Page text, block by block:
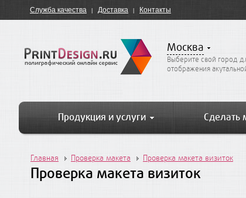
Служба качества Доставка Контакты
Москва
Выберите свой город
отображения
Продукция и услуги Сделать
Главная Проверка макета Проверка макета визиток
Проверка макета визиток